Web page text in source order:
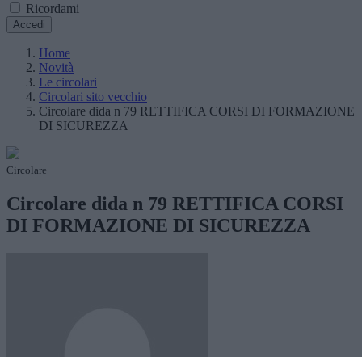
Ricordami
Accedi
Home
Novità
Le circolari
Circolari sito vecchio
Circolare dida n 79 RETTIFICA CORSI DI FORMAZIONE
DI SICUREZZA
Circolare
Circolare dida n 79 RETTIFICA CORSI
DI FORMAZIONE DI SICUREZZA